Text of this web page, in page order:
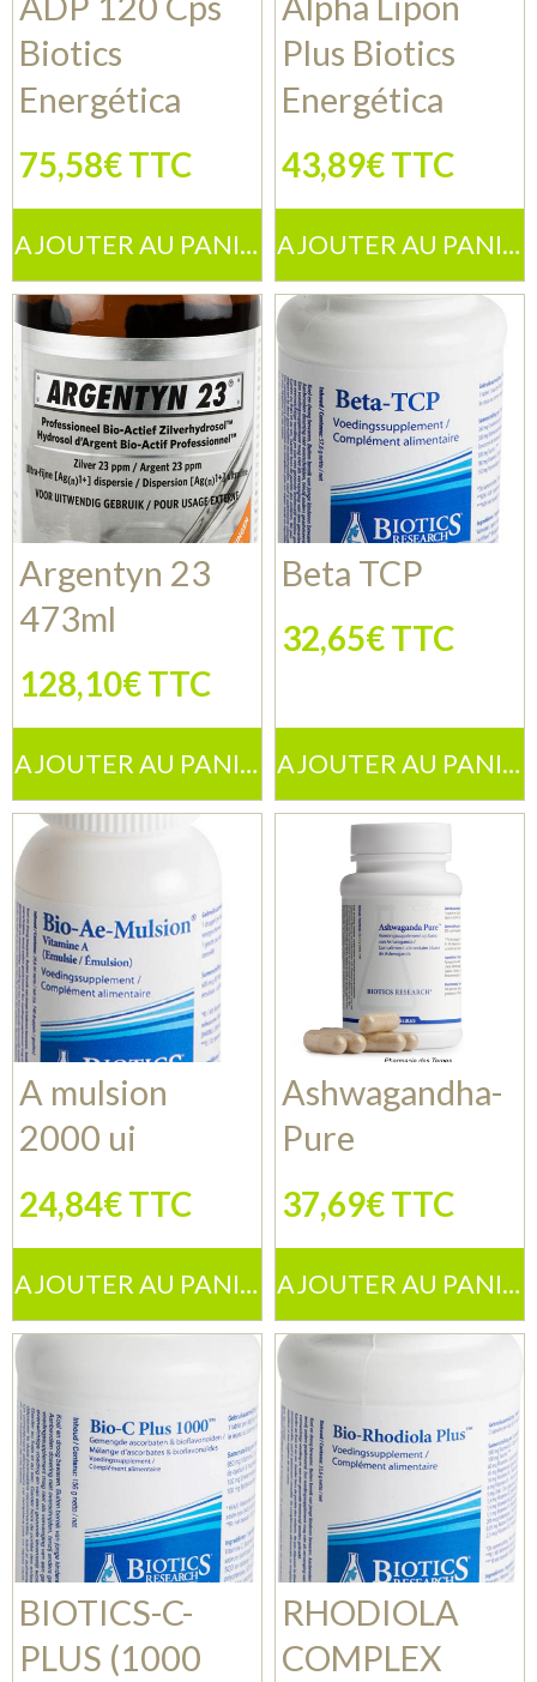
Biotics
Energética
75,58€ TTC
AJOUTER AU PANIER
Plus Biotics
Energética
43,89€ TTC
AJOUTER AU PANIER
Argentyn 23
473ml
128,10€ TTC
AJOUTER AU PANIER
Beta TCP
32,65€ TTC
AJOUTER AU PANIER
A mulsion
2000 ui
24,84€ TTC
AJOUTER AU PANIER
Ashwagandha-
Pure
37,69€ TTC
AJOUTER AU PANIER
BIOTICS-C-
PLUS (1000
RHODIOLA
COMPLEX